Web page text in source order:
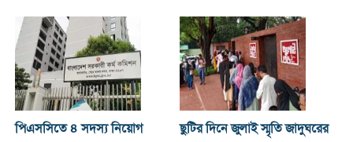
পিএসসিতে ৪ সদস্য নিয়োগ
ছুটির দিনে জুলাই স্মৃতি জাদুঘরের